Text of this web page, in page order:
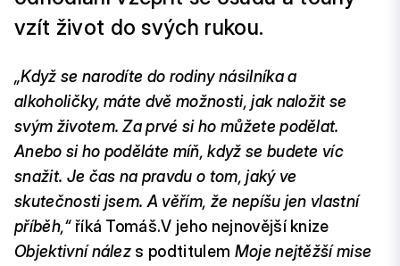
vzít život do svých rukou.
„Když se narodíte do rodiny násilníka a
alkoholičky, máte dvě možnosti, jak naložit se
svým životem. Za prvé si ho můžete podělat.
Anebo si ho poděláte míň, když se budete víc
snažit. Je čas na pravdu o tom, jaký ve
skutečnosti jsem. A věřím, že nepíšu jen vlastní
příběh,“říká Tomáš.V jeho nejnovější knize
Objektivní nález s podtitulem Moje nejtěžší mise